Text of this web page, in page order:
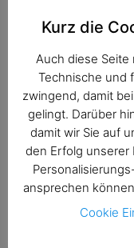
Kurz die
Auch diese
Technische und
zwingend, damit
gelingt. Darüber
damit wir Sie auf
den Erfolg unserer
ansprechen
Cookie